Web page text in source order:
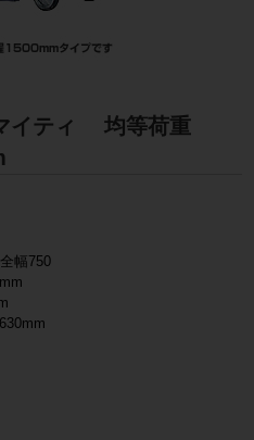
イティ 均等荷重
幅750